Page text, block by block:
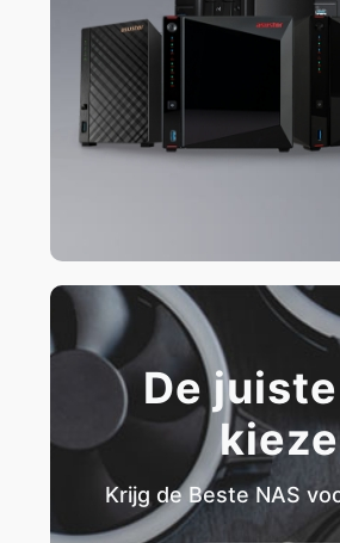
De
Krijg de Beste NAS